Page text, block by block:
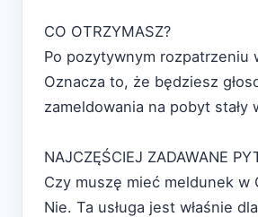
CO OTRZYMASZ?
Po pozytywnym rozpatrzeniu
Oznacza to, że będziesz
zameldowania na pobyt stały
NAJCZĘŚCIEJ ZADAWANE
Czy muszę mieć meldunek w
Nie. Ta usługa jest właśnie